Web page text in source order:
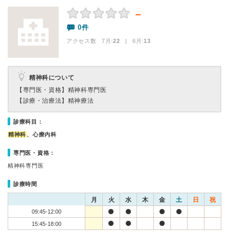
－
0件
アクセス数 7月:22 | 6月:13
精神科について
【専門医・資格】 精神科専門医
【診療・治療法】 精神療法
診療科目：
精神科 、心療内科
専門医・資格：
精神科専門医
診療時間
月 火 水 木 金 土 日 祝
09:45-12:00
15:45-18:00